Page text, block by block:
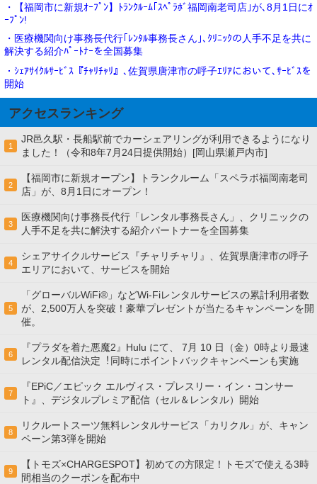
・【福岡市に新規ｵｰﾌﾟﾝ】ﾄﾗﾝｸﾙｰﾑ｢ｽﾍﾟﾗﾎﾞ福岡南老司店｣が､8月1日にｵ
ｰﾌﾟﾝ!
・医療機関向け事務長代行｢ﾚﾝﾀﾙ事務長さん｣､ｸﾘﾆｯｸの人手不足を共に
解決する紹介ﾊﾟｰﾄﾅｰを全国募集
・ｼｪｱｻｲｸﾙｻｰﾋﾞｽ『ﾁｬﾘﾁｬﾘ』､佐賀県唐津市の呼子ｴﾘｱにおいて､ｻｰﾋﾞｽを
開始
アクセスランキング
1
JR邑久駅・長船駅前でカーシェアリングが利用できるようになり
ました！（令和8年7月24日提供開始）[岡山県瀬戸内市]
2
【福岡市に新規オープン】トランクルーム「スペラボ福岡南老司
店」が、8月1日にオープン！
3
医療機関向け事務長代行「レンタル事務長さん」、クリニックの
人手不足を共に解決する紹介パートナーを全国募集
4
シェアサイクルサービス『チャリチャリ』、佐賀県唐津市の呼子
エリアにおいて、サービスを開始
5
「グローバルWiFi®」などWi-Fiレンタルサービスの累計利用者数
が、2,500万人を突破！豪華プレゼントが当たるキャンペーンを開
催。
6
『プラダを着た悪魔2』Hulu にて、 7⽉ 10 ⽇（金）0時より最速
レンタル配信決定︕同時にポイントバックキャンペーンも実施
7
『EPiC／エピック エルヴィス・プレスリー・イン・コンサー
ト』、デジタルプレミア配信（セル＆レンタル）開始
8
リクルートスーツ無料レンタルサービス「カリクル」が、キャン
ペーン第3弾を開始
9
【トモズ×CHARGESPOT】初めての方限定！トモズで使える3時
間相当のクーポンを配布中